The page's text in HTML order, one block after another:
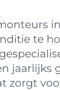
te
jaarlijks
zorgt